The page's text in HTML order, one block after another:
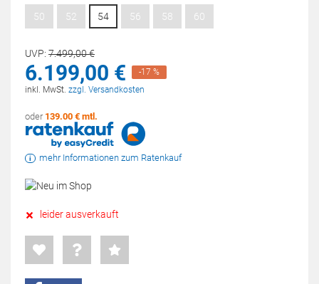
50
52 54 56 58 60
UVP: 7.499,00€
6.199,00 €
-17 %
inkl. MwSt. zzgl. Versandkosten
oder 139.00 € mtl.
mehr Informationen zum Ratenkauf
leider ausverkauft